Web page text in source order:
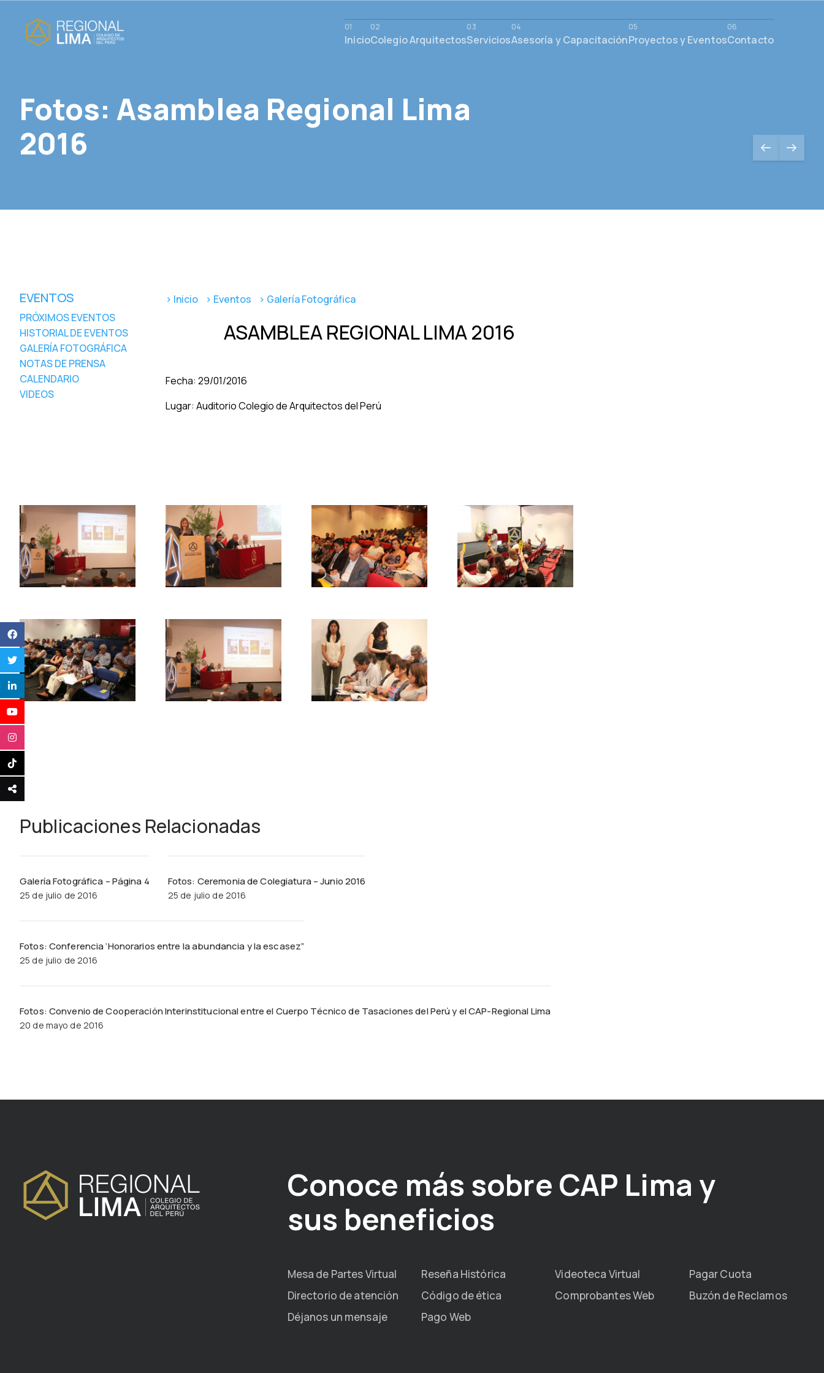
InicioColegio ArquitectosServiciosAsesoría y CapacitaciónProyectos y EventosContacto
Fotos: Asamblea Regional Lima
2016
EVENTOS
PRÓXIMOS EVENTOS
HISTORIAL DE EVENTOS
GALERÍA FOTOGRÁFICA
NOTAS DE PRENSA
CALENDARIO
VIDEOS
> Inicio > Eventos > Galería Fotográfica
ASAMBLEA REGIONAL LIMA 2016
Fecha: 29/01/2016
Lugar: Auditorio Colegio de Arquitectos del Perú
Publicaciones Relacionadas
Galería Fotográfica – Página 4
25 de julio de 2016
Fotos: Ceremonia de Colegiatura – Junio 2016
25 de julio de 2016
Fotos: Conferencia ‘Honorarios entre la abundancia y la escasez”
25 de julio de 2016
Fotos: Convenio de Cooperación Interinstitucional entre el Cuerpo Técnico de Tasaciones del Perú y el CAP-Regional Lima
20 de mayo de 2016
Conoce más sobre CAP Lima y
sus beneficios
Mesa de Partes Virtual Reseña Histórica Videoteca Virtual
Pagar Cuota
Directorio de atención
Código de ética Comprobantes Web
Buzón de Reclamos
Déjanos un mensaje
Pago Web